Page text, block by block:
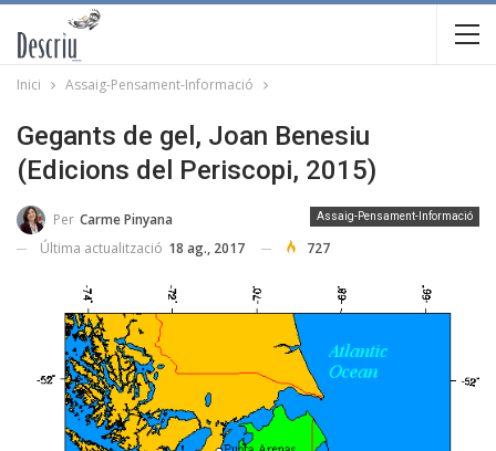
Inici Assaig-Pensament-Informació
Gegants de gel, Joan Benesiu
(Edicions del Periscopi, 2015)
Assaig-Pensament-Informació
Per Carme Pinyana
Última actualització 18 ag., 2017 727